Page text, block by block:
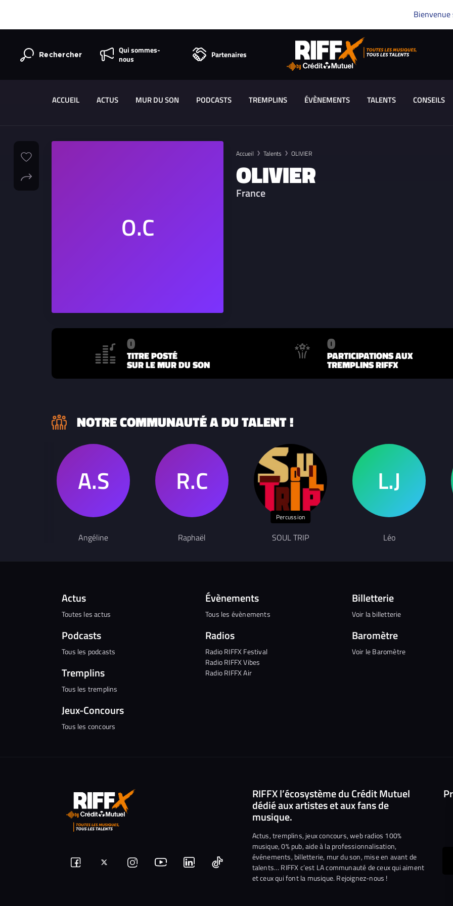
Bienvenue
Rechercher
Qui sommes-
nous
Partenaires
ACCUEIL ACTUS MUR DU SON PODCASTS TREMPLINS ÉVÈNEMENTS TALENTS CONSEILS
Accueil Talents OLIVIER
OLIVIER
France
0
TITRE POSTÉ
SUR LE MUR DU SON
0
PARTICIPATIONS AUX
TREMPLINS RIFFX
NOTRE COMMUNAUTÉ A DU TALENT !
Angéline Raphaël
Percussion
SOUL TRIP Léo
Actus
Toutes les actus
Podcasts
Tous les podcasts
Tremplins
Tous les tremplins
Jeux-Concours
Tous les concours
Évènements
Tous les évènements
Radios
Radio RIFFX Festival
Radio RIFFX Vibes
Radio RIFFX Air
Billetterie
Voir la billetterie
Baromètre
Voir le Baromètre
Suivez-Suivez-Nous
NousNous Nous
RIFFX l’écosystème du Crédit Mutuel
dédié aux artistes et aux fans de
musique.
Actus, tremplins, jeux concours, web radios 100%
musique, 0% pub, aide à la professionnalisation,
événements, billetterie, mur du son, mise en avant de
talents… RIFFX c’est LA communauté de ceux qui aiment
et ceux qui font la musique. Rejoignez-nous !